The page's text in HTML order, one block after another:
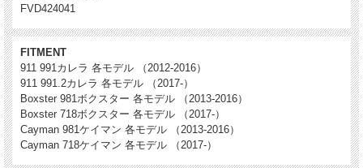
FVD424041
FITMENT
911 991カレラ 各モデル （2012-2016）
911 991.2カレラ 各モデル （2017-）
Boxster 981ボクスター 各モデル （2013-2016）
Boxster 718ボクスター 各モデル （2017-）
Cayman 981ケイマン 各モデル （2013-2016）
Cayman 718ケイマン 各モデル （2017-）